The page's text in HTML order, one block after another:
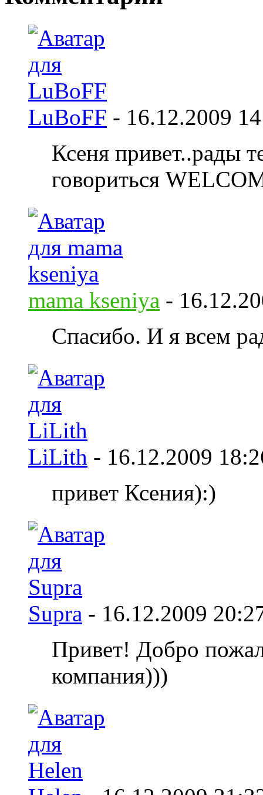
LuBoFF - 16.12.2009
Ксеня привет..рады
говориться
mama kseniya -
Спасибо. И я всем
LiLith - 16.12.2009
привет Ксения):)
Supra - 16.12.2009
Привет! Добро
компания)))